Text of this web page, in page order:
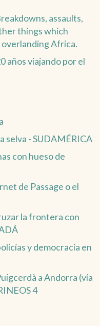
assaults,
things which
Africa.
años viajando por el
selva - SUDAMÉRICA
con hueso de
de Passage o el
la frontera con
y democracia en
a Andorra (vía
4